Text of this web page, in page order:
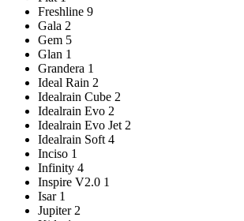
Freshline 9
Gala 2
Gem 5
Glan 1
Grandera 1
Ideal Rain 2
Idealrain Cube 2
Idealrain Evo 2
Idealrain Evo Jet 2
Idealrain Soft 4
Inciso 1
Infinity 4
Inspire V2.0 1
Isar 1
Jupiter 2